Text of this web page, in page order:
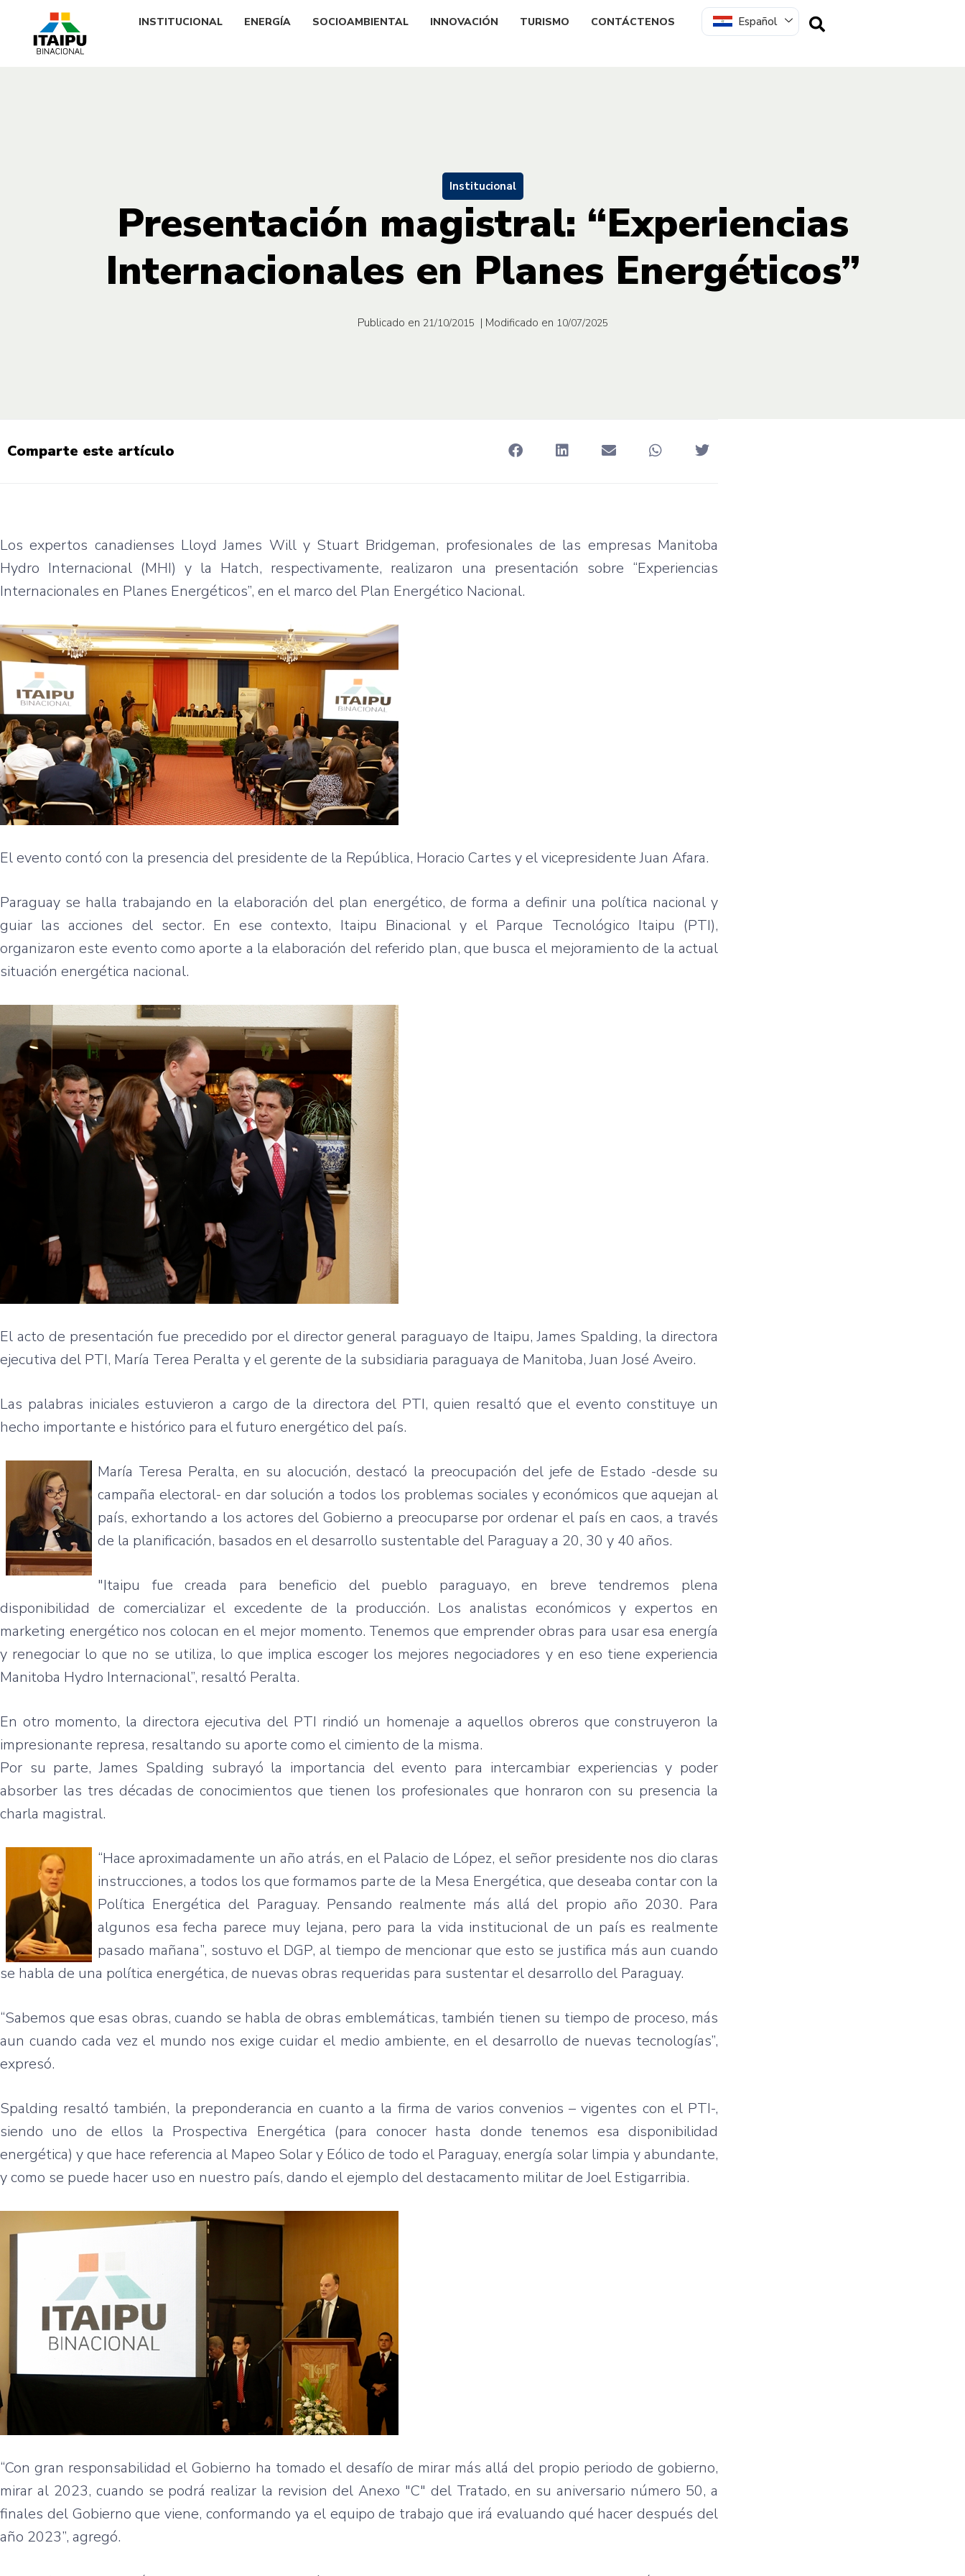
INSTITUCIONAL ENERGÍA SOCIOAMBIENTAL INNOVACIÓN TURISMO CONTÁCTENOS Español
Institucional
Presentación magistral: “Experiencias
Internacionales en Planes Energéticos”
Publicado en 21/10/2015 | Modificado en 10/07/2025
Comparte este artículo
Los expertos canadienses Lloyd James Will y Stuart Bridgeman, profesionales de las empresas Manitoba
Hydro Internacional (MHI) y la Hatch, respectivamente, realizaron una presentación sobre “Experiencias
Internacionales en Planes Energéticos”, en el marco del Plan Energético Nacional.
El evento contó con la presencia del presidente de la República, Horacio Cartes y el vicepresidente Juan Afara.
Paraguay se halla trabajando en la elaboración del plan energético, de forma a definir una política nacional y
guiar las acciones del sector. En ese contexto, Itaipu Binacional y el Parque Tecnológico Itaipu (PTI),
organizaron este evento como aporte a la elaboración del referido plan, que busca el mejoramiento de la actual
situación energética nacional.
El acto de presentación fue precedido por el director general paraguayo de Itaipu, James Spalding, la directora
ejecutiva del PTI, María Terea Peralta y el gerente de la subsidiaria paraguaya de Manitoba, Juan José Aveiro.
Las palabras iniciales estuvieron a cargo de la directora del PTI, quien resaltó que el evento constituye un
hecho importante e histórico para el futuro energético del país.
María Teresa Peralta, en su alocución, destacó la preocupación del jefe de Estado -desde su
campaña electoral- en dar solución a todos los problemas sociales y económicos que aquejan al
país, exhortando a los actores del Gobierno a preocuparse por ordenar el país en caos, a través
de la planificación, basados en el desarrollo sustentable del Paraguay a 20, 30 y 40 años.
"Itaipu fue creada para beneficio del pueblo paraguayo, en breve tendremos plena
disponibilidad de comercializar el excedente de la producción. Los analistas económicos y expertos en
marketing energético nos colocan en el mejor momento. Tenemos que emprender obras para usar esa energía
y renegociar lo que no se utiliza, lo que implica escoger los mejores negociadores y en eso tiene experiencia
Manitoba Hydro Internacional”, resaltó Peralta.
En otro momento, la directora ejecutiva del PTI rindió un homenaje a aquellos obreros que construyeron la
impresionante represa, resaltando su aporte como el cimiento de la misma.
Por su parte, James Spalding subrayó la importancia del evento para intercambiar experiencias y poder
absorber las tres décadas de conocimientos que tienen los profesionales que honraron con su presencia la
charla magistral.
“Hace aproximadamente un año atrás, en el Palacio de López, el señor presidente nos dio claras
instrucciones, a todos los que formamos parte de la Mesa Energética, que deseaba contar con la
Política Energética del Paraguay. Pensando realmente más allá del propio año 2030. Para
algunos esa fecha parece muy lejana, pero para la vida institucional de un país es realmente
pasado mañana”, sostuvo el DGP, al tiempo de mencionar que esto se justifica más aun cuando
se habla de una política energética, de nuevas obras requeridas para sustentar el desarrollo del Paraguay.
“Sabemos que esas obras, cuando se habla de obras emblemáticas, también tienen su tiempo de proceso, más
aun cuando cada vez el mundo nos exige cuidar el medio ambiente, en el desarrollo de nuevas tecnologías”,
expresó.
Spalding resaltó también, la preponderancia en cuanto a la firma de varios convenios – vigentes con el PTI-,
siendo uno de ellos la Prospectiva Energética (para conocer hasta donde tenemos esa disponibilidad
energética) y que hace referencia al Mapeo Solar y Eólico de todo el Paraguay, energía solar limpia y abundante,
y como se puede hacer uso en nuestro país, dando el ejemplo del destacamento militar de Joel Estigarribia.
“Con gran responsabilidad el Gobierno ha tomado el desafío de mirar más allá del propio periodo de gobierno,
mirar al 2023, cuando se podrá realizar la revision del Anexo "C" del Tratado, en su aniversario número 50, a
finales del Gobierno que viene, conformando ya el equipo de trabajo que irá evaluando qué hacer después del
año 2023”, agregó.